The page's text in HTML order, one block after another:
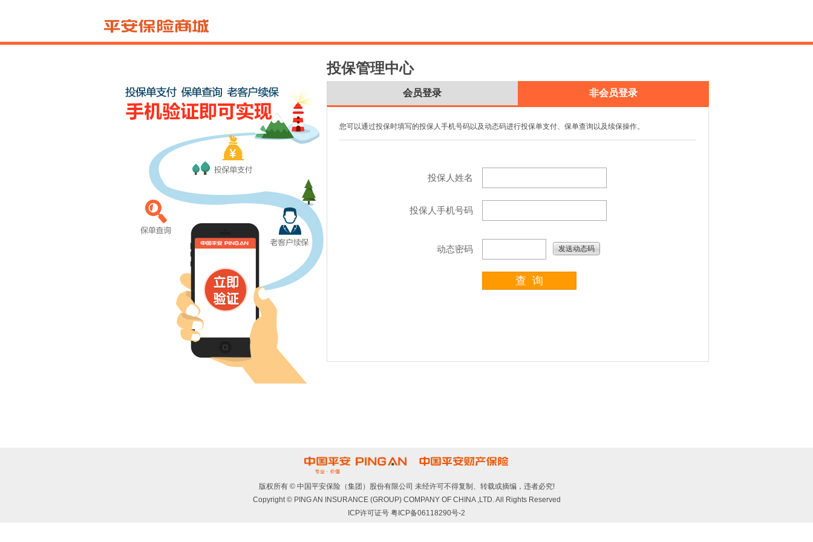
投保管理中心
会员登录 非会员登录
您可以通过投保时填写的投保人手机号码以及动态码进行投保单支付、保单查询以及续保操作。
投保人姓名
投保人手机号码
动态密码
查 询
版权所有 © 中国平安保险（集团）股份有限公司 未经许可不得复制、转载或摘编，违者必究!
Copyright © PING AN INSURANCE (GROUP) COMPANY OF CHINA ,LTD. All Rights Reserved
ICP许可证号 粤ICP备06118290号-2